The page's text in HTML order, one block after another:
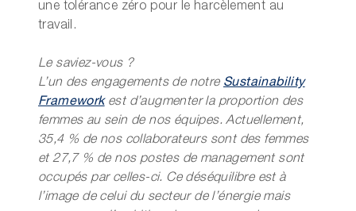
une tolérance zéro pour le harcèlement au
travail.
Le saviez-vous ?
L’un des engagements de notre Sustainability
Frameworkest d’augmenter la proportion des
femmes au sein de nos équipes. Actuellement,
35,4 % de nos collaborateurs sont des femmes
et 27,7 % de nos postes de management sont
occupés par celles-ci. Ce déséquilibre est à
l’image de celui du secteur de l’énergie mais